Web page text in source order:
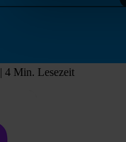
| 4 Min. Lesezeit